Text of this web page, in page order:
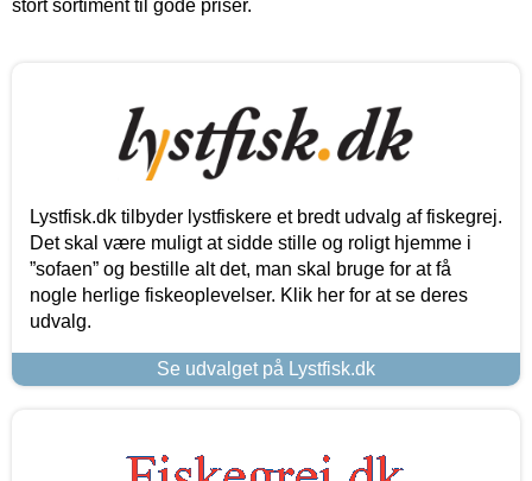
stort sortiment til gode priser.
Lystfisk.dk tilbyder lystfiskere et bredt udvalg af fiskegrej.
Det skal være muligt at sidde stille og roligt hjemme i
”sofaen” og bestille alt det, man skal bruge for at få
nogle herlige fiskeoplevelser. Klik her for at se deres
udvalg.
Se udvalget på Lystfisk.dk